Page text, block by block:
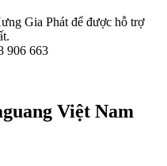
Gia Phát để được hỗ trợ
906 663
Việt Nam